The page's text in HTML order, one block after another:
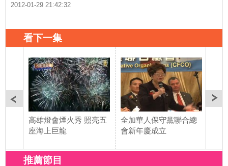
2012-01-29 21:42:32
看下一集
高雄燈會煙火秀 照亮五
座海上巨龍
全加華人保守黨聯合總
會新年慶成立
推薦節目